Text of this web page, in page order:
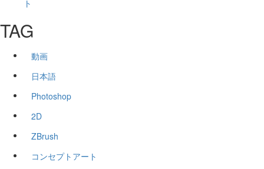
ト
TAG
動画
日本語
Photoshop
2D
ZBrush
コンセプトアート